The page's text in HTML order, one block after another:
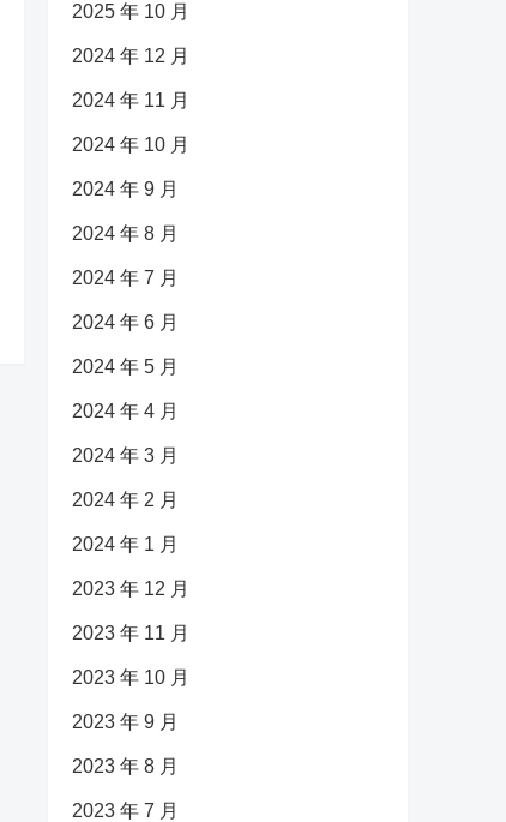
2025 年 10 月
2024 年 12 月
2024 年 11 月
2024 年 10 月
2024 年 9 月
2024 年 8 月
2024 年 7 月
2024 年 6 月
2024 年 5 月
2024 年 4 月
2024 年 3 月
2024 年 2 月
2024 年 1 月
2023 年 12 月
2023 年 11 月
2023 年 10 月
2023 年 9 月
2023 年 8 月
2023 年 7 月